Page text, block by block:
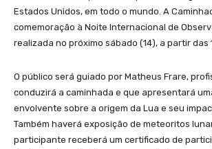
Estados Unidos, em todo o mundo. A
comemoração à Noite Internacional de
realizada no próximo sábado (14), a partir das
O público será guiado por Matheus Frare,
conduzirá a caminhada e que apresentará
envolvente sobre a origem da Lua e seu
Também haverá exposição de meteoritos
participante receberá um certificado de